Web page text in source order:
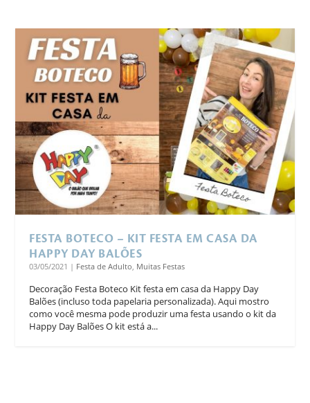
FESTA BOTECO – KIT FESTA EM CASA DA
HAPPY DAY BALÕES
03/05/2021 | Festa de Adulto Muitas Festas
Decoração Festa Boteco Kit festa em casa da Happy Day
Balões (incluso toda papelaria personalizada). Aqui mostro
como você mesma pode produzir uma festa usando o kit da
Happy Day Balões O kit está a...